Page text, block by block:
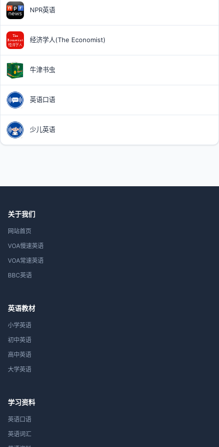
NPR英语
经济学人(The Economist)
牛津书虫
英语口语
少儿英语
关于我们
网站首页
VOA慢速英语
VOA常速英语
BBC英语
英语教材
小学英语
初中英语
高中英语
大学英语
学习资料
英语口语
英语词汇